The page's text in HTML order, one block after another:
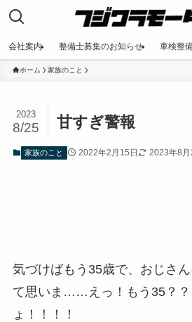
会社案内 整備士募集のお知らせ 車検整
ホーム 家族のこと
甘すぎ警報
2023
8/25
家族のこと 2022年2月15日 2023年8月
気づけばもう35歳で、おじさ
て思いま……えっ！もう35？？
ょ！！！！